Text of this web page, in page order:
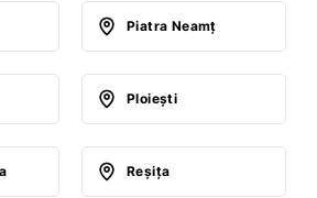
Piatra Neamţ
Ploieşti
Reşiţa